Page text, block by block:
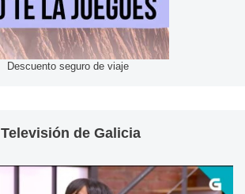
Descuento seguro de viaje
Televisión de Galicia